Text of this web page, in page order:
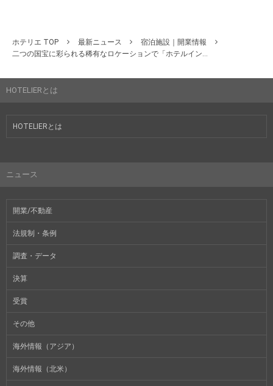
ホテリエ TOP 最新ニュース
宿泊施設｜開業情報
二つの国宝に彩られる稀有なロケーションで「ホテルイン...
HOTELIERとは
HOTELIERとは
ニュース
開業/不動産
法規制・条例
調査・データ
決算
受賞
その他
海外情報（アジア）
海外情報（北米）